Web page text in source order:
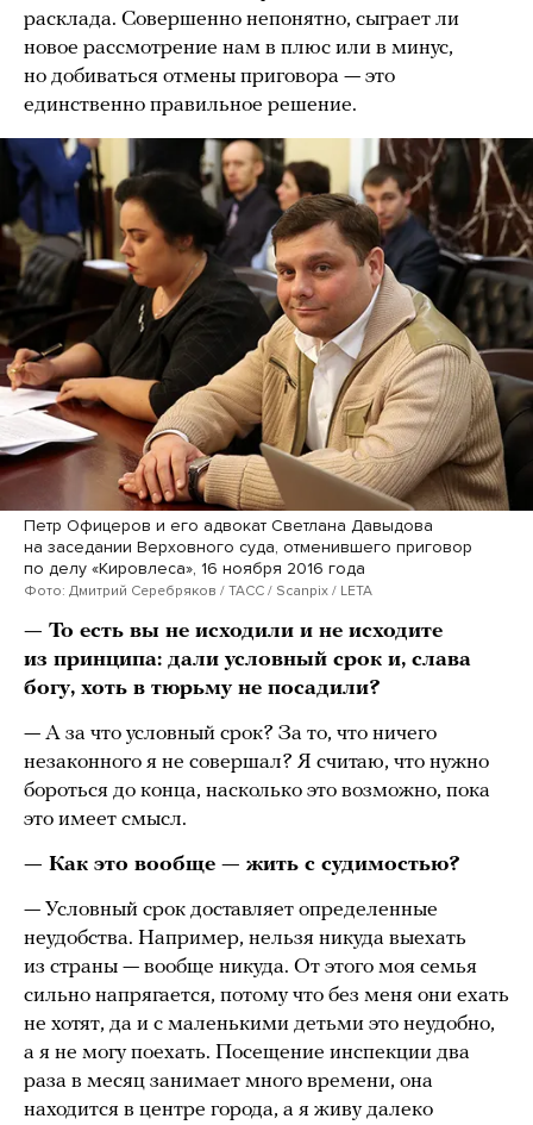
расклада. Совершенно непонятно, сыграет ли
новое рассмотрение нам в плюс или в минус,
но добиваться отмены приговора — это
единственно правильное решение.
Петр Офицеров и его адвокат Светлана Давыдова
на заседании Верховного суда, отменившего приговор
по делу «Кировлеса», 16 ноября 2016 года
Фото: Дмитрий Серебряков / ТАСС / Scanpix / LETA
— То есть вы не исходили и не исходите
из принципа: дали условный срок и, слава
богу, хоть в тюрьму не посадили?
— А за что условный срок? За то, что ничего
незаконного я не совершал? Я считаю, что нужно
бороться до конца, насколько это возможно, пока
это имеет смысл.
— Как это вообще — жить с судимостью?
— Условный срок доставляет определенные
неудобства. Например, нельзя никуда выехать
из страны — вообще никуда. От этого моя семья
сильно напрягается, потому что без меня они ехать
не хотят, да и с маленькими детьми это неудобно,
а я не могу поехать. Посещение инспекции два
раза в месяц занимает много времени, она
находится в центре города, а я живу далеко